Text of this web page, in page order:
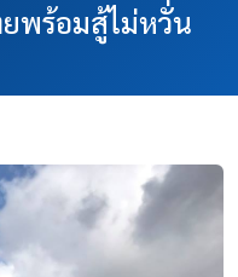
พร้อมสู้ไม่หวั่น